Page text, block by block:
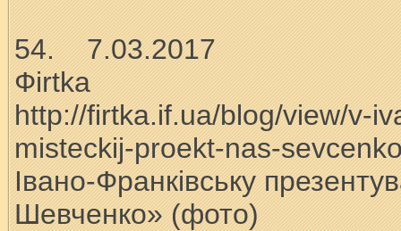
54. 7.03.2017
Фirtka
http://firtka.if.ua/blog/view/v-
misteckij-proekt-nas-
Івано-Франківську
Шевченко» (фото)